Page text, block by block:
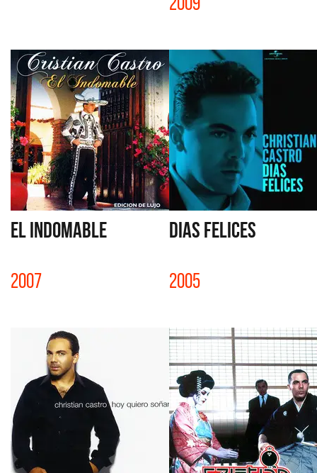
EL INDOMABLE
2007
DIAS FELICES
2005